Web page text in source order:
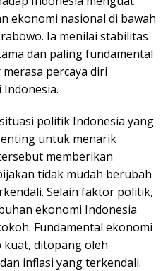
ekonomi nasional di bawah
Ia menilai stabilitas
dan paling fundamental
percaya diri
Indonesia.
politik Indonesia yang
untuk menarik
memberikan
tidak mudah berubah
Selain faktor politik,
ekonomi Indonesia
Fundamental ekonomi
ditopang oleh
inflasi yang terkendali.